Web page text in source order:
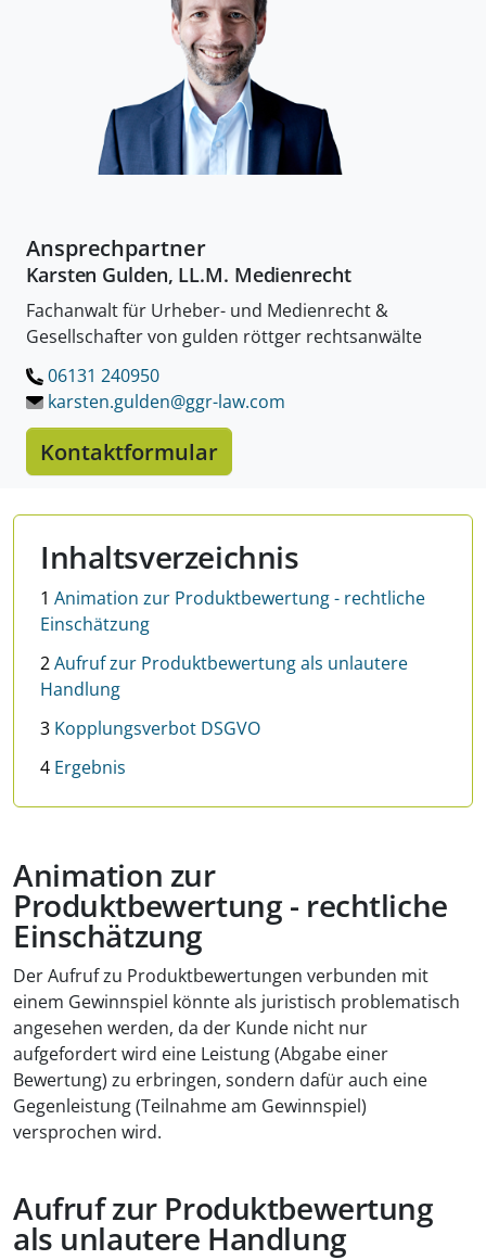
Ansprechpartner
Karsten Gulden, LL.M. Medienrecht
Fachanwalt für Urheber- und Medienrecht &
Gesellschafter von gulden röttger rechtsanwälte
06131 240950
karsten.gulden@ggr-law.LÖSCHEN.
com
Kontaktformular
Inhaltsverzeichnis
1 Animation zur Produktbewertung - rechtliche
Einschätzung
2Aufruf zur Produktbewertung als unlautere
Handlung
3 Kopplungsverbot DSGVO
4 Ergebnis
Animation zur
Produktbewertung - rechtliche
Einschätzung
Der Aufruf zu Produktbewertungen verbunden mit
einem Gewinnspiel könnte als juristisch problematisch
angesehen werden, da der Kunde nicht nur
aufgefordert wird eine Leistung (Abgabe einer
Bewertung) zu erbringen, sondern dafür auch eine
Gegenleistung (Teilnahme am Gewinnspiel)
versprochen wird.
Aufruf zur Produktbewertung
als unlautere Handlung